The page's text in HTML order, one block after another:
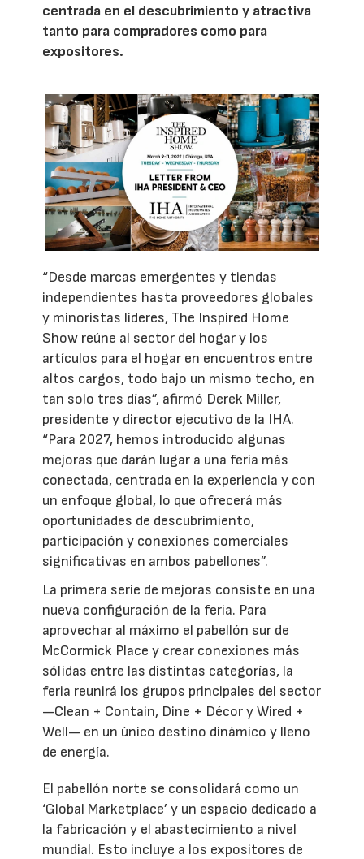
centrada en el descubrimiento y atractiva
tanto para compradores como para
expositores.
“Desde marcas emergentes y tiendas
independientes hasta proveedores globales
y minoristas líderes, The Inspired Home
Show reúne al sector del hogar y los
artículos para el hogar en encuentros entre
altos cargos, todo bajo un mismo techo, en
tan solo tres días”, afirmó Derek Miller,
presidente y director ejecutivo de la IHA.
“Para 2027, hemos introducido algunas
mejoras que darán lugar a una feria más
conectada, centrada en la experiencia y con
un enfoque global, lo que ofrecerá más
oportunidades de descubrimiento,
participación y conexiones comerciales
significativas en ambos pabellones”.
La primera serie de mejoras consiste en una
nueva configuración de la feria. Para
aprovechar al máximo el pabellón sur de
McCormick Place y crear conexiones más
sólidas entre las distintas categorías, la
feria reunirá los grupos principales del sector
—Clean + Contain, Dine + Décor y Wired +
Well— en un único destino dinámico y lleno
de energía.
El pabellón norte se consolidará como un
‘Global Marketplace’ y un espacio dedicado a
la fabricación y el abastecimiento a nivel
mundial. Esto incluye a los expositores de